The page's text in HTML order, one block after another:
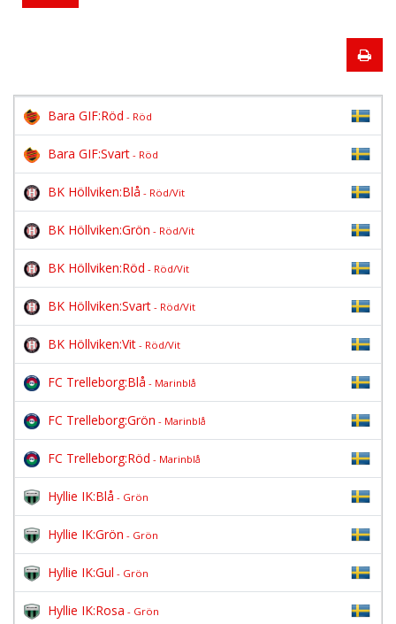
Bara GIF:Röd - Röd
Bara GIF:Svart - Röd
BK Höllviken:Blå - Röd/Vit
BK Höllviken:Grön - Röd/Vit
BK Höllviken:Röd - Röd/Vit
BK Höllviken:Svart - Röd/Vit
BK Höllviken:Vit - Röd/Vit
FC Trelleborg:Blå - Marinblå
FC Trelleborg:Grön - Marinblå
FC Trelleborg:Röd - Marinblå
Hyllie IK:Blå - Grön
Hyllie IK:Grön - Grön
Hyllie IK:Gul - Grön
Hyllie IK:Rosa - Grön